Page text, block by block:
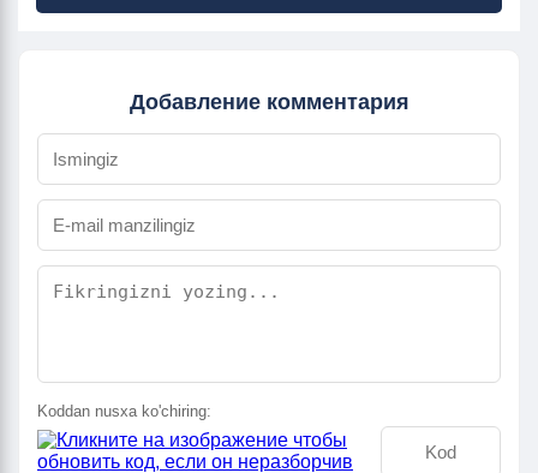
Добавление комментария
Koddan nusxa ko'chiring: